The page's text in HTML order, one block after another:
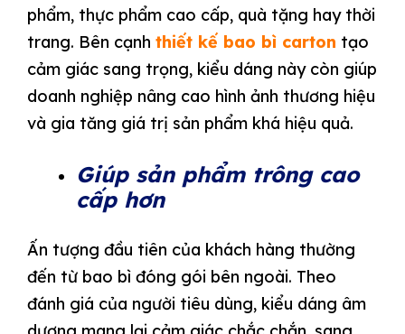
phẩm, thực phẩm cao cấp, quà tặng hay thời
trang. Bên cạnh thiết kế bao bì carton tạo
cảm giác sang trọng, kiểu dáng này còn giúp
doanh nghiệp nâng cao hình ảnh thương hiệu
và gia tăng giá trị sản phẩm khá hiệu quả.
Giúp sản phẩm trông cao
cấp hơn
Ấn tượng đầu tiên của khách hàng thường
đến từ bao bì đóng gói bên ngoài. Theo
đánh giá của người tiêu dùng, kiểu dáng âm